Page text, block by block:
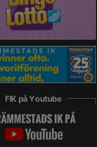
FIK på Youtube